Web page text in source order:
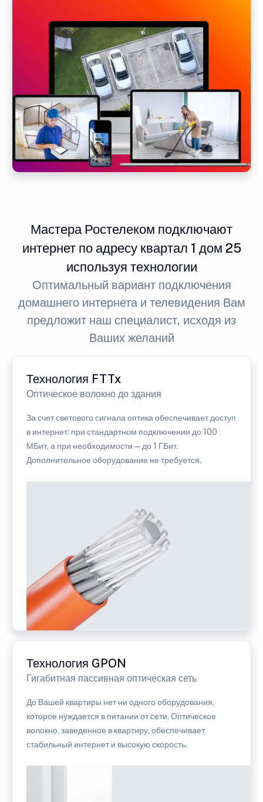
Мастера Ростелеком подключают
интернет по адресу квартал 1 дом 25
используя технологии
Оптимальный вариант подключения
домашнего интернета и телевидения Вам
предложит наш специалист, исходя из
Ваших желаний
Технология FTTx
Оптическое волокно до здания
За счет светового сигнала оптика обеспечивает доступ
в интернет: при стандартном подключении до 100
МБит, а при необходимости — до 1 ГБит.
Дополнительное оборудование не требуется.
Технология GPON
Гигабитная пассивная оптическая сеть
До Вашей квартиры нет ни одного оборудования,
которое нуждается в питании от сети. Оптическое
волокно, заведенное в квартиру, обеспечивает
стабильный интернет и высокую скорость.